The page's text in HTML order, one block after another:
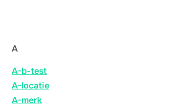
A
A-b-test
A-locatie
A-merk